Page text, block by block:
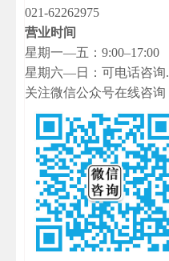
021-62262975
营业时间
星期一—五：9:00–17:00
星期六—日：可电话咨询.
关注微信公众号在线咨询